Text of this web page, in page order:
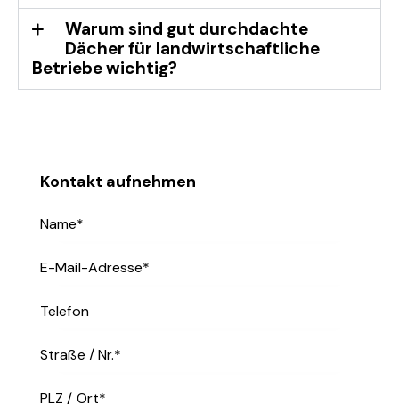
Warum sind gut durchdachte
Dächer für landwirtschaftliche
Betriebe wichtig?
Kontakt aufnehmen